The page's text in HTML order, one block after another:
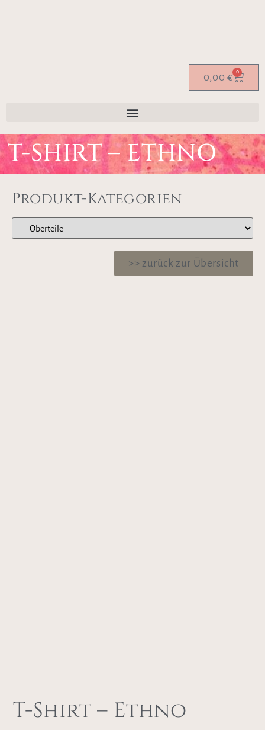
0,00 € 0
T-SHIRT – ETHNO
Produkt-Kategorien
>> zurück zur Übersicht
T-Shirt – Ethno